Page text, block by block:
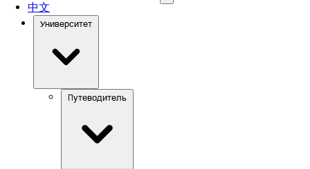
中文
Университет
Путеводитель